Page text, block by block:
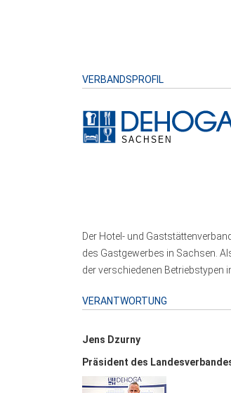
VERBANDSPROFIL
Der Hotel- und
des Gastgewerbes in Sachsen.
der verschiedenen Betriebstypen
VERANTWORTUNG
Jens Dzurny
Präsident des